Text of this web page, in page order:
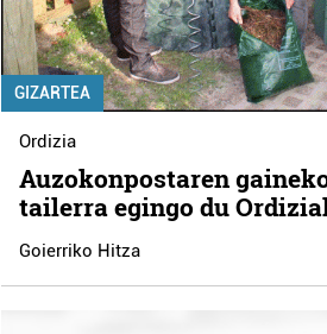
GIZARTEA
Ordizia
Auzokonpostaren
tailerra egingo du
Goierriko Hitza